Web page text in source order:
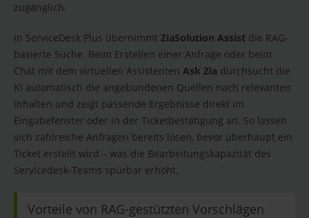
zugänglich.
In ServiceDesk Plus übernimmt ZiaSolution Assist die RAG-
basierte Suche. Beim Erstellen einer Anfrage oder beim
Chat mit dem virtuellen Assistenten Ask Zia durchsucht die
KI automatisch die angebundenen Quellen nach relevanten
Inhalten und zeigt passende Ergebnisse direkt im
Eingabefenster oder in der Ticketbestätigung an. So lassen
sich zahlreiche Anfragen bereits lösen, bevor überhaupt ein
Ticket erstellt wird – was die Bearbeitungskapazität des
Servicedesk-Teams spürbar erhöht.
Vorteile von RAG-gestützten Vorschlägen